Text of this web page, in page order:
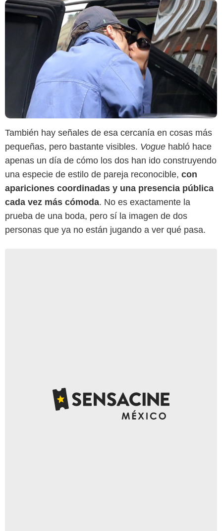
También hay señales de esa cercanía en cosas más
pequeñas, pero bastante visibles. Vogue habló hace
apenas un día de cómo los dos han ido construyendo
una especie de estilo de pareja reconocible, con
apariciones coordinadas y una presencia pública
cada vez más cómoda. No es exactamente la
prueba de una boda, pero sí la imagen de dos
personas que ya no están jugando a ver qué pasa.